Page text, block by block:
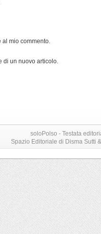
mio commento.
di un nuovo articolo.
soloPolso - Testata
Spazio Editoriale di Disma Sutti